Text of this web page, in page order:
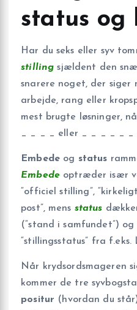
status og
Har du seks eller syv
stilling sjældent den
snarere noget, der siger
arbejde, rang eller
mest brugte løsninger,
_ _ _ _ eller _ _ _ _ _ _
Embedeog status
Embedeoptræder især
“officiel stilling”,
post”, mens status
(“stand i samfundet”) og
“stillingsstatus” fra
Når krydsordsmageren
kommer de tre
positur (hvordan du